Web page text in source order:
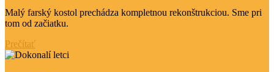
Malý farský kostol prechádza kompletnou rekonštrukciou. Sme pri
tom od začiatku.
Prečítať